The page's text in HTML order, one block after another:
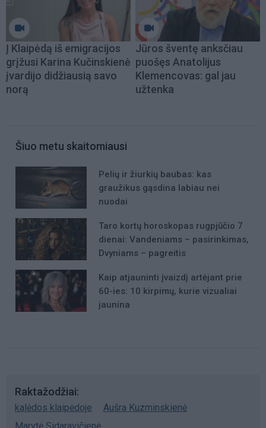
Į Klaipėdą iš emigracijos
grįžusi Karina Kučinskienė
įvardijo didžiausią savo
norą
Jūros šventę anksčiau
puošęs Anatolijus
Klemencovas: gal jau
užtenka
Šiuo metu skaitomiausi
Pelių ir žiurkių baubas: kas
graužikus gąsdina labiau nei
nuodai
Taro kortų horoskopas rugpjūčio 7
dienai: Vandeniams – pasirinkimas,
Dvyniams – pagreitis
Kaip atjauninti įvaizdį artėjant prie
60-ies: 10 kirpimų, kurie vizualiai
jaunina
Raktažodžiai
kalėdos klaipėdoje
Aušra Kuzminskienė